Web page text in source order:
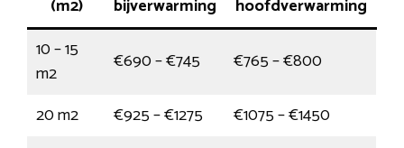
(m2)
bijverwarming
hoofdverwarming
10 – 15
m2
€690 – €745
€765 – €800
20 m2
€925 – €1275
€1075 – €1450